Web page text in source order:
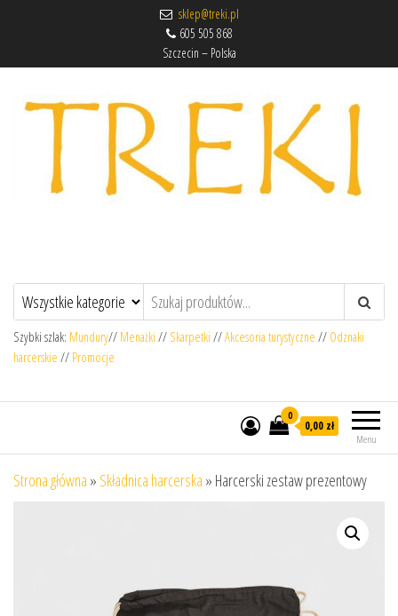
sklep@treki.pl
605 505 868
Szczecin – Polska
Szybki szlak: Mundury// Menażki // Skarpetki //Akcesoria turystyczne // Odznaki
harcerskie // Promocje
Menu
0
0,00 zł
Strona główna » Składnica harcerska » Harcerski zestaw prezentowy